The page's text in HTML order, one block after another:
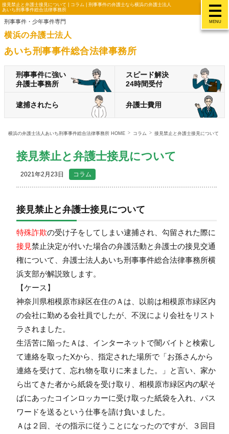
MENU
接見禁止と弁護士接見について | コラム | 刑事事件の弁護士なら横浜の弁護士法人
あいち刑事事件総合法律事務所
刑事事件・少年事件専門
横浜の弁護士法人
あいち刑事事件総合法律事務所
刑事事件に強い
弁護士事務所
スピード解決
24時間受付
逮捕されたら 弁護士費用
横浜の弁護士法人あいち刑事事件総合法律事務所 HOME コラム 接見禁止と弁護士接見について
接見禁止と弁護士接見について
2021年2月23日 コラム
接見禁止と弁護士接見について
特殊詐欺の受け子をしてしまい逮捕され、勾留された際に
接見禁止決定が付いた場合の弁護活動と弁護士の接見交通
権について、弁護士法人あいち刑事事件総合法律事務所横
浜支部が解説致します。
【ケース】
神奈川県相模原市緑区在住のＡは、以前は相模原市緑区内
の会社に勤める会社員でしたが、不況により会社をリスト
ラされました。
生活苦に陥ったＡは、インターネットで闇バイトと検索し
て連絡を取ったXから、指定された場所で「お孫さんから
連絡を受けて、忘れ物を取りに来ました。」と言い、家か
ら出てきた者から紙袋を受け取り、相模原市緑区内の駅そ
ばにあったコインロッカーに受け取った紙袋を入れ、パス
ワードを送るという仕事を請け負いました。
Ａは２回、その指示に従うことになったのですが、３回目